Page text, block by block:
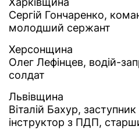
Сергій Гончаренко,
молодший сержант
Херсонщина
Олег Лефінцев, водій-
солдат
Львівщина
Віталій Бахур,
інструктор з ПДП,